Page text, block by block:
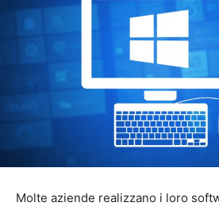
Molte aziende realizzano i loro